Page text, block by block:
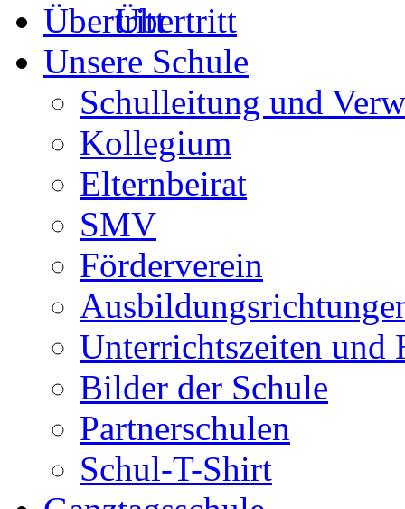
Übertritt
Unsere Schule
Schulleitung und
Kollegium
Elternbeirat
SMV
Förderverein
Unterrichtszeiten und
Bilder der Schule
Partnerschulen
Schul-T-Shirt